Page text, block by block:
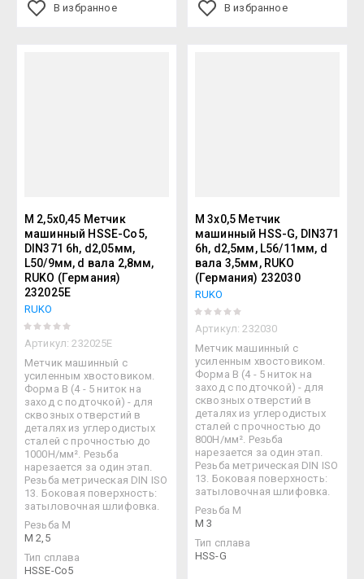
В избранное В избранное
М 2,5х0,45 Метчик
машинный HSSE-Co5,
DIN371 6h, d2,05мм,
L50/9мм, d вала 2,8мм,
RUKO (Германия)
232025E
RUKO
Артикул: 232025E
Метчик машинный с
усиленным хвостовиком.
Форма В (4 - 5 ниток на
заход с подточкой) - для
сквозных отверстий в
деталях из углеродистых
сталей с прочностью до
1000Н/мм². Резьба
нарезается за один этап.
Резьба метрическая DIN ISO
13. Боковая поверхность:
затыловочная шлифовка.
Резьба М
M 2,5
Тип сплава
HSSE-Co5
М 3х0,5 Метчик
машинный HSS-G, DIN371
6h, d2,5мм, L56/11мм, d
вала 3,5мм, RUKO
(Германия) 232030
RUKO
Артикул: 232030
Метчик машинный с
усиленным хвостовиком.
Форма В (4 - 5 ниток на
заход с подточкой) - для
сквозных отверстий в
деталях из углеродистых
сталей с прочностью до
800Н/мм². Резьба
нарезается за один этап.
Резьба метрическая DIN ISO
13. Боковая поверхность:
затыловочная шлифовка.
Резьба М
M 3
Тип сплава
HSS-G